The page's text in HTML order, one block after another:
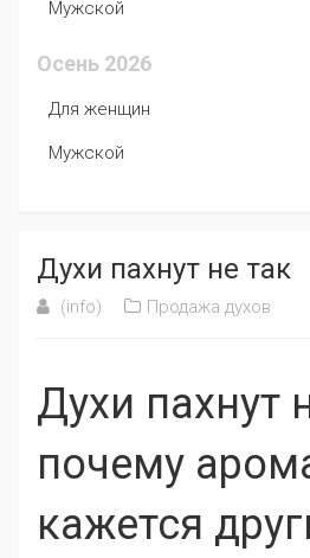
Мужской
Осень 2026
Для женщин
Мужской
Духи пахнут не так
(info) Продажа духов
Духи пахнут
почему
кажется